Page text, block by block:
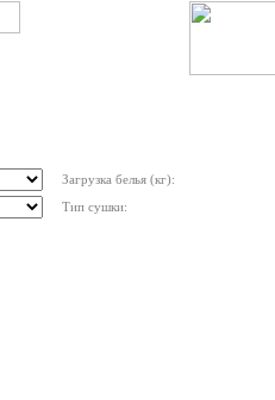
Загрузка белья (кг):
Тип сушки: